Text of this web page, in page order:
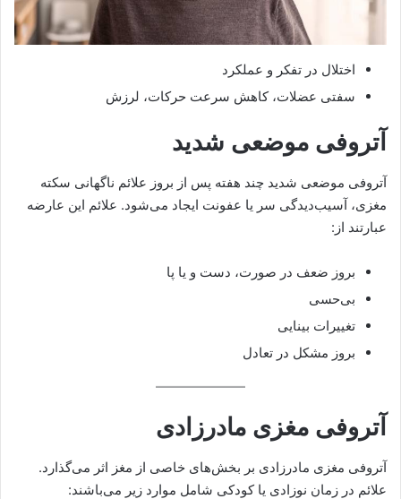
اختلال در تفکر و عملکرد
سفتی عضلات، کاهش سرعت حرکات، لرزش
آتروفی موضعی شدید
آتروفی موضعی شدید چند هفته پس از بروز علائم ناگهانی سکته
مغزی، آسیب‌دیدگی سر یا عفونت ایجاد می‌شود. علائم این عارضه
عبارتند از:
بروز ضعف در صورت، دست و یا پا
بی‌حسی
تغییرات بینایی
بروز مشکل در تعادل
آتروفی مغزی مادرزادی
آتروفی مغزی مادرزادی بر بخش‌های خاصی از مغز اثر می‌گذارد.
علائم در زمان نوزادی یا کودکی شامل موارد زیر می‌باشند: